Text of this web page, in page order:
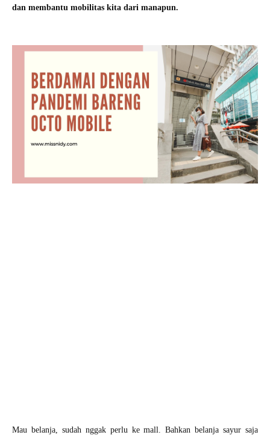
dan membantu mobilitas kita dari manapun.
Mau belanja, sudah nggak perlu ke mall. Bahkan belanja sayur saja